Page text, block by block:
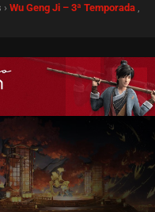
Wu Geng Ji – 3ª Temporada